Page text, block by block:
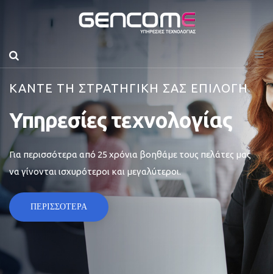
ΚΑΝΤΕ ΤΗ ΣΤΡΑΤΗΓΙΚΗ ΣΑΣ ΕΠΙΛΟΓΗ
Υπηρεσίες τεχνολογίας
Για περισσότερα από 25 χρόνια βοηθάμε τους πελάτες μας
να γίνονται ισχυρότεροι και μεγαλύτεροι.
ΠΕΡΙΣΣΟΤΕΡΑ